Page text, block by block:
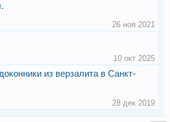
26 ноя 2021
10 окт 2025
из верзалита в Санкт-
28 дек 2019